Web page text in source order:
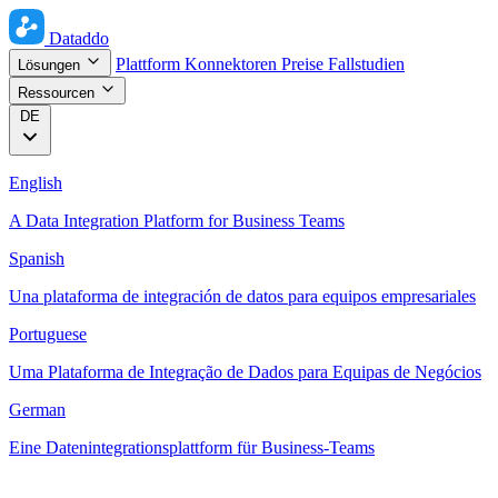
Dataddo
Lösungen Plattform Konnektoren Preise Fallstudien
Ressourcen
DE
English
A Data Integration Platform for Business Teams
Spanish
Una plataforma de integración de datos para equipos empresariales
Portuguese
Uma Plataforma de Integração de Dados para Equipas de Negócios
German
Eine Datenintegrationsplattform für Business-Teams